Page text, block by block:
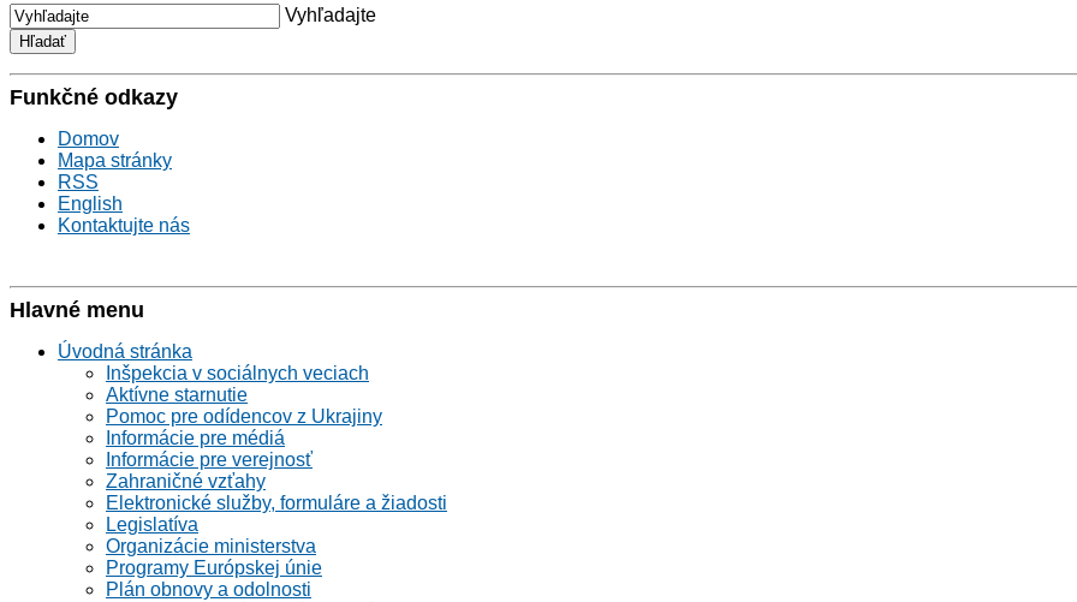
Vyhľadajte
Funkčné odkazy
Domov
Mapa stránky
RSS
English
Kontaktujte nás
Hlavné menu
Úvodná stránka
Inšpekcia v sociálnych veciach
Aktívne starnutie
Pomoc pre odídencov z Ukrajiny
Informácie pre médiá
Informácie pre verejnosť
Zahraničné vzťahy
Elektronické služby, formuláre a žiadosti
Legislatíva
Organizácie ministerstva
Programy Európskej únie
Plán obnovy a odolnosti